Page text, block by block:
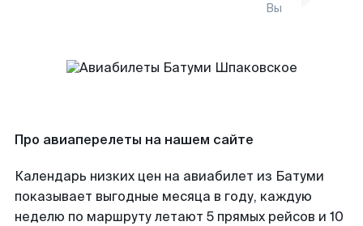
Вы
Про авиаперелеты на нашем сайте
Календарь низких цен на авиабилет из Батуми
показывает выгодные месяца в году, каждую
неделю по маршруту летают 5 прямых рейсов и 10